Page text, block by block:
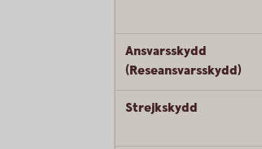
Ansvarsskydd
(Reseansvarsskydd)
Strejkskydd